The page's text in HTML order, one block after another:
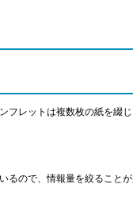
レットは複数枚の紙を綴じ
ので、情報量を絞ることが